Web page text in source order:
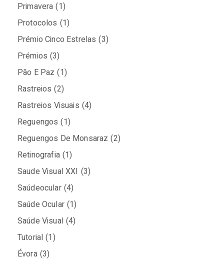
Primavera (1)
Protocolos (1)
Prémio Cinco Estrelas (3)
Prémios (3)
Pão E Paz (1)
Rastreios (2)
Rastreios Visuais (4)
Reguengos (1)
Reguengos De Monsaraz (2)
Retinografia (1)
Saude Visual XXI (3)
Saúdeocular (4)
Saúde Ocular (1)
Saúde Visual (4)
Tutorial (1)
Évora (3)